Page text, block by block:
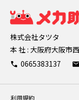
株式会社タツタ
本 社 : 大阪府大阪市
0665383137
利用規約